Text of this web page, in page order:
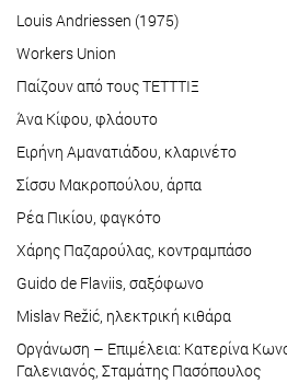
Louis Andriessen (1975)
Workers Union
Παίζουν από τους ΤΕΤΤΤΙΞ
Άνα Κίφου, φλάουτο
Ειρήνη Αμανατιάδου, κλαρινέτο
Σίσσυ Μακροπούλου, άρπα
Ρέα Πικίου, φαγκότο
Χάρης Παζαρούλας, κοντραμπάσο
Guido de Flaviis, σαξόφωνο
Mislav Režić, ηλεκτρική κιθάρα
Οργάνωση – Επιμέλεια: Κατερίνα
Γαλενιανός, Σταμάτης Πασόπουλος